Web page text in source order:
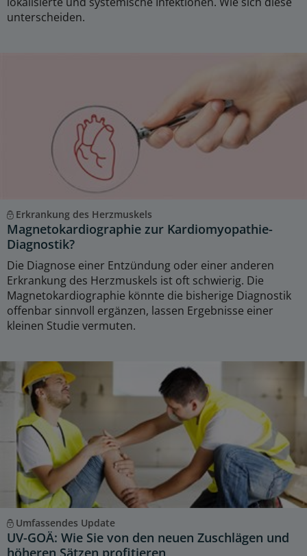
unterscheiden.
Erkrankung des Herzmuskels
Magnetokardiographie zur Kardiomyopathie-
Diagnostik?
Die Diagnose einer Entzündung oder einer anderen
Erkrankung des Herzmuskels ist oft schwierig. Die
Magnetokardiographie könnte die bisherige Diagnostik
offenbar sinnvoll ergänzen, lassen Ergebnisse einer
kleinen Studie vermuten.
Umfassendes Update
UV-GOÄ: Wie Sie von den neuen Zuschlägen und